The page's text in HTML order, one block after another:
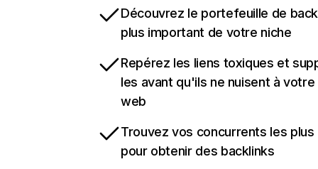
Découvrez le portefeuille de
plus important de votre niche
Repérez les liens toxiques et
les avant qu'ils ne nuisent à
web
Trouvez vos concurrents les
pour obtenir des backlinks